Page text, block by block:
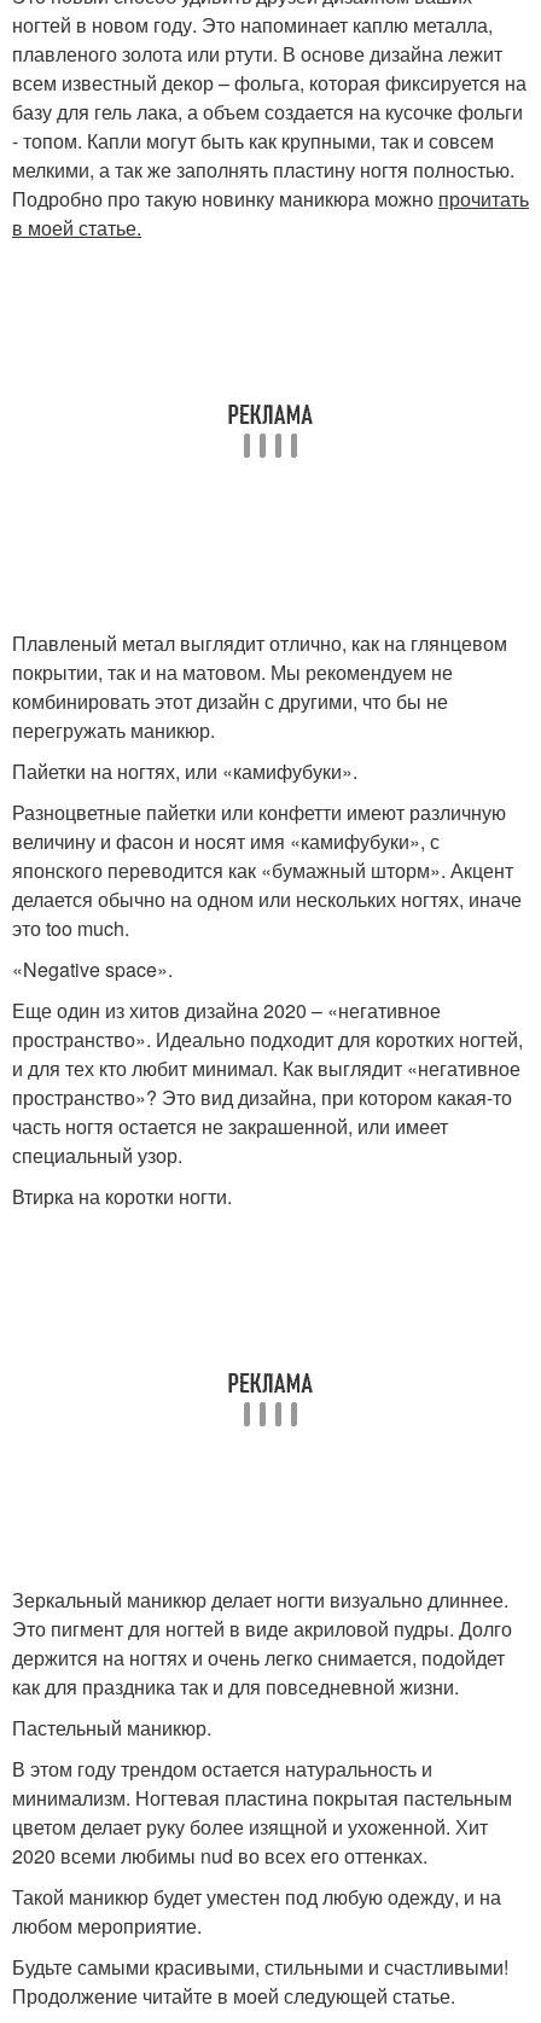
ногтей в новом году. Это напоминает каплю металла,
плавленого золота или ртути. В основе дизайна лежит
всем известный декор – фольга, которая фиксируется на
базу для гель лака, а объем создается на кусочке фольги
- топом. Капли могут быть как крупными, так и совсем
мелкими, а так же заполнять пластину ногтя полностью.
Подробно про такую новинку маникюра можно прочитать
в моей статье.
Плавленый метал выглядит отлично, как на глянцевом
покрытии, так и на матовом. Мы рекомендуем не
комбинировать этот дизайн с другими, что бы не
перегружать маникюр.
Пайетки на ногтях, или «камифубуки».
Разноцветные пайетки или конфетти имеют различную
величину и фасон и носят имя «камифубуки», с
японского переводится как «бумажный шторм». Акцент
делается обычно на одном или нескольких ногтях, иначе
это too much.
«Negative space».
Еще один из хитов дизайна 2020 – «негативное
пространство». Идеально подходит для коротких ногтей,
и для тех кто любит минимал. Как выглядит «негативное
пространство»? Это вид дизайна, при котором какая-то
часть ногтя остается не закрашенной, или имеет
специальный узор.
Втирка на коротки ногти.
Зеркальный маникюр делает ногти визуально длиннее.
Это пигмент для ногтей в виде акриловой пудры. Долго
держится на ногтях и очень легко снимается, подойдет
как для праздника так и для повседневной жизни.
Пастельный маникюр.
В этом году трендом остается натуральность и
минимализм. Ногтевая пластина покрытая пастельным
цветом делает руку более изящной и ухоженной. Хит
2020 всеми любимы nud во всех его оттенках.
Такой маникюр будет уместен под любую одежду, и на
любом мероприятие.
Будьте самыми красивыми, стильными и счастливыми!
Продолжение читайте в моей следующей статье.